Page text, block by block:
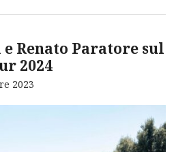
Renato Paratore sul
2024
2023